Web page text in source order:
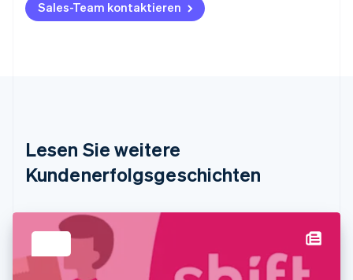
Sales-Team kontaktieren
Lesen Sie weitere
Kundenerfolgsgeschichten
Belgien
NederlandsFrançaisDeutschEnglish
DeutschEnglish
English
简体中文English
Finnland
EnglishSvenska
Frankreich
Français English